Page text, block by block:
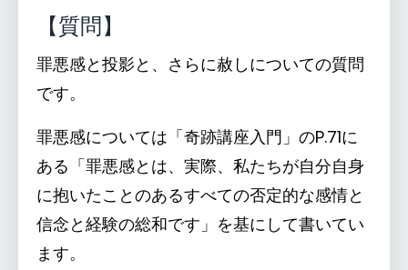
【質問】
罪悪感と投影と、さらに赦しについての質問
です。
罪悪感については「奇跡講座入門」のP.71に
ある「罪悪感とは、実際、私たちが自分自身
に抱いたことのあるすべての否定的な感情と
信念と経験の総和です」を基にして書いてい
ます。